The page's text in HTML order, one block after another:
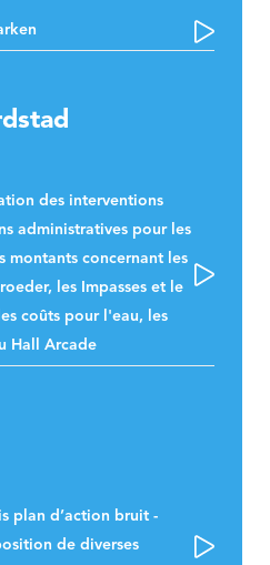
des interventions
administratives pour les
montants concernant les
les Impasses et le
coûts pour l'eau, les
Hall Arcade
plan d’action bruit -
de diverses